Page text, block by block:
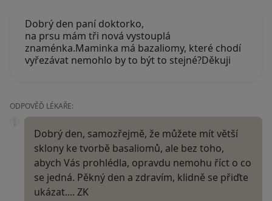
Dobrý den paní doktorko,
na prsu mám tři nová vystouplá
znaménka.Maminka má bazaliomy, které chodí
vyřezávat nemohlo by to být to stejné?Děkuji
ODPOVĚĎ LÉKAŘE:
Dobrý den, samozřejmě, že můžete mít větší
sklony ke tvorbě basaliomů, ale bez toho,
abych Vás prohlédla, opravdu nemohu říct o co
se jedná. Pěkný den a zdravím, klidně se přiďte
ukázat.... ZK